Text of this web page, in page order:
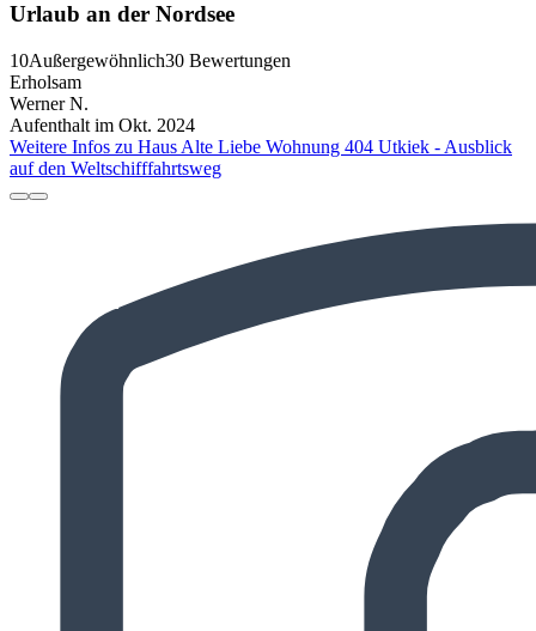
Urlaub an der Nordsee
10Außergewöhnlich30 Bewertungen
Erholsam
Werner N.
Aufenthalt im Okt. 2024
Weitere Infos zu Haus Alte Liebe Wohnung 404 Utkiek - Ausblick
auf den Weltschifffahrtsweg